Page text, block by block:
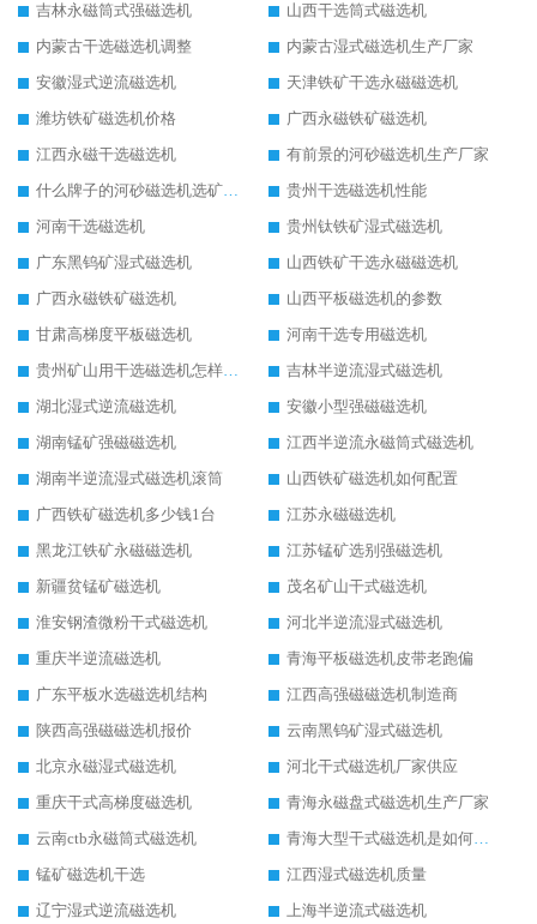
吉林永磁筒式强磁选机
山西干选筒式磁选机
内蒙古干选磁选机调整
内蒙古湿式磁选机生产厂家
安徽湿式逆流磁选机
天津铁矿干选永磁磁选机
潍坊铁矿磁选机价格
广西永磁铁矿磁选机
江西永磁干选磁选机
有前景的河砂磁选机生产厂家
什么牌子的河砂磁选机选矿效果好
贵州干选磁选机性能
河南干选磁选机
贵州钛铁矿湿式磁选机
广东黑钨矿湿式磁选机
山西铁矿干选永磁磁选机
广西永磁铁矿磁选机
山西平板磁选机的参数
甘肃高梯度平板磁选机
河南干选专用磁选机
贵州矿山用干选磁选机怎样调磁
吉林半逆流湿式磁选机
湖北湿式逆流磁选机
安徽小型强磁磁选机
湖南锰矿强磁磁选机
江西半逆流永磁筒式磁选机
湖南半逆流湿式磁选机滚筒
山西铁矿磁选机如何配置
广西铁矿磁选机多少钱1台
江苏永磁磁选机
黑龙江铁矿永磁磁选机
江苏锰矿选别强磁选机
新疆贫锰矿磁选机
茂名矿山干式磁选机
淮安钢渣微粉干式磁选机
河北半逆流湿式磁选机
重庆半逆流磁选机
青海平板磁选机皮带老跑偏
广东平板水选磁选机结构
江西高强磁磁选机制造商
陕西高强磁磁选机报价
云南黑钨矿湿式磁选机
北京永磁湿式磁选机
河北干式磁选机厂家供应
重庆干式高梯度磁选机
青海永磁盘式磁选机生产厂家
云南ctb永磁筒式磁选机
青海大型干式磁选机是如何选矿的
锰矿磁选机干选
江西湿式磁选机质量
辽宁湿式逆流磁选机
上海半逆流式磁选机